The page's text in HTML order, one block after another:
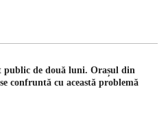
public de două luni. Orașul din
confruntă cu această problemă